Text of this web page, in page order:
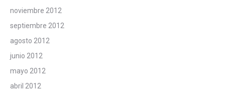
noviembre 2012
septiembre 2012
agosto 2012
junio 2012
mayo 2012
abril 2012